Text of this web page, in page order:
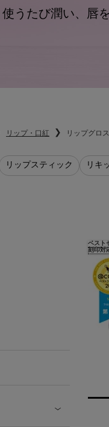
使うたび潤い、唇を
リップ・口紅 リップグロス
リップスティック リキ
ベスト
刻印対